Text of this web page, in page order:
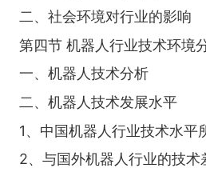
二、社会环境对行业的影响
第四节 机器人行业技术环境
一、机器人技术分析
二、机器人技术发展水平
1、中国机器人行业技术水平
2、与国外机器人行业的技术